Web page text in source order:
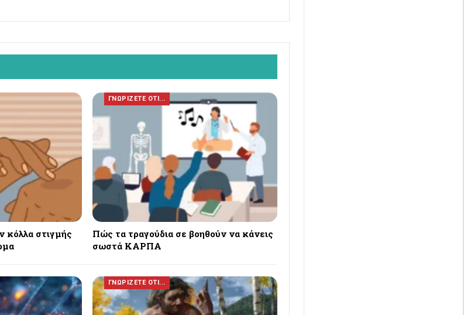
κόλλα στιγμής
ΓΝΩΡΙΖΕΤΕ ΟΤΙ...
Πώς τα τραγούδια σε βοηθούν να κάνεις
σωστά ΚΑΡΠΑ
ΓΝΩΡΙΖΕΤΕ ΟΤΙ...